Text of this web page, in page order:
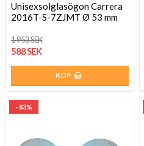
Unisexsolglasögon Carrera
2016T-S-7ZJMT Ø 53 mm
1 953 SEK
588 SEK
KÖP
- 83%